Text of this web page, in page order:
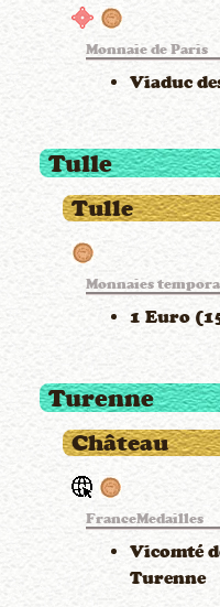
Monnaie de Paris
Viaduc
Tulle
Tulle
Monnaies
1 Euro
Turenne
Château
FranceMedailles
Vicomté
Turenne